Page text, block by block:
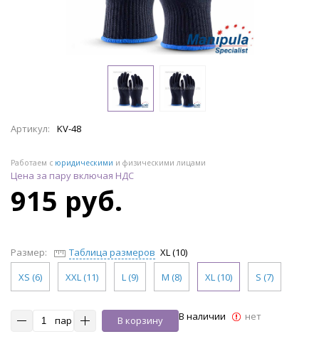
Артикул: KV-48
Работаем с юридическими и физическими лицами
Цена за пару включая НДС
915 руб.
Размер: Таблица размеров XL (10)
XS (6)
XXL (11) L (9) M (8) XL (10) S (7)
пар В корзину В наличии нет